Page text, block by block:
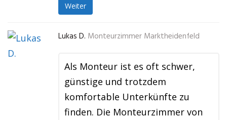
Weiter
Lukas D. Monteurzimmer Marktheidenfeld
Als Monteur ist es oft schwer,
günstige und trotzdem
komfortable Unterkünfte zu
finden. Die Monteurzimmer von